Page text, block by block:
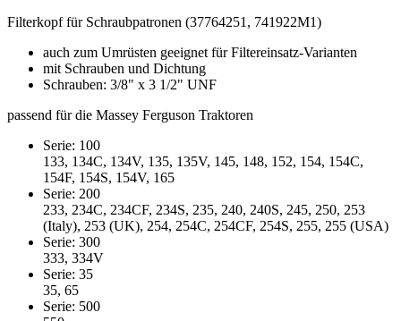
Filterkopf für Schraubpatronen (37764251, 741922M1)
auch zum Umrüsten geeignet für Filtereinsatz-Varianten
mit Schrauben und Dichtung
Schrauben: 3/8" x 3 1/2" UNF
passend für die Massey Ferguson Traktoren
Serie: 100
133, 134C, 134V, 135, 135V, 145, 148, 152, 154, 154C,
154F, 154S, 154V, 165
Serie: 200
233, 234C, 234CF, 234S, 235, 240, 240S, 245, 250, 253
(Italy), 253 (UK), 254, 254C, 254CF, 254S, 255, 255 (USA)
Serie: 300
333, 334V
Serie: 35
35, 65
Serie: 500